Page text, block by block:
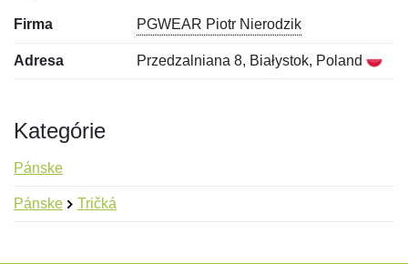
Firma PGWEAR Piotr Nierodzik
Adresa Przedzalniana 8, Białystok, Poland
Kategórie
Pánske
Pánske Tričká